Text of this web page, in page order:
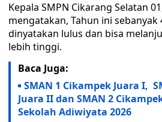
Kepala SMPN Cikarang Selatan
mengatakan, Tahun ini sebanyak
dinyatakan lulus dan bisa
lebih tinggi.
Baca Juga:
SMAN 1 Cikampek Juara I,
Juara II dan SMAN 2
Sekolah Adiwiyata 2026